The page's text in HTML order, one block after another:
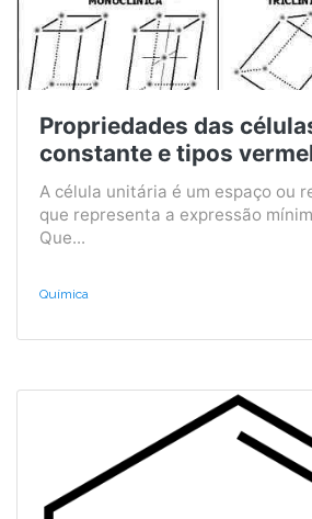
Propriedades das
constante e tipos
A célula unitária é um espaço ou
que representa a expressão
Que...
Química